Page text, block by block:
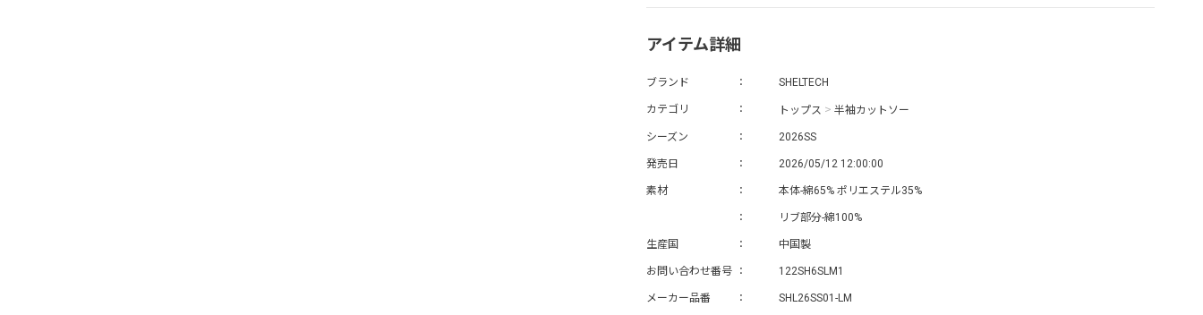
アイテム詳細
ブランド SHELTECH
カテゴリ トップス > 半袖カットソー
シーズン 2026SS
発売日 2026/05/12 12:00:00
素材 本体-綿65% ポリエステル35%
リブ部分-綿100%
生産国 中国製
お問い合わせ番号 122SH6SLM1
メーカー品番 SHL26SS01-LM